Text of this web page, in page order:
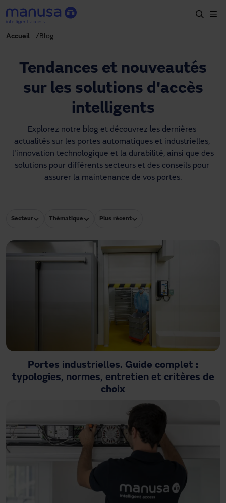
Aller au contenu principal
Produits et secteurs
Services
Projets
Blog
À propos de nous
Accueil Blog
Tendances et nouveautés
sur les solutions d'accès
intelligents
Explorez notre blog et découvrez les dernières
actualités sur les portes automatiques et industrielles,
l'innovation technologique et la durabilité, ainsi que des
solutions pour différents secteurs et des conseils pour
assurer la maintenance de vos portes.
Secteur Thématique Plus récent
Portes industrielles. Guide complet :
typologies, normes, entretien et critères de
choix